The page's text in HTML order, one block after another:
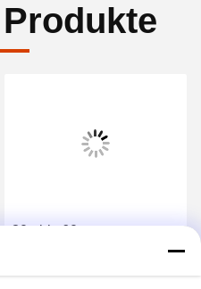
30g bis 60g
Chemikalienschutzanzug
nach OSHA-, ANSI- und